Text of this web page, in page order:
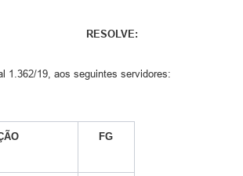
RESOLVE:
1.362/19, aos seguintes servidores:
FG